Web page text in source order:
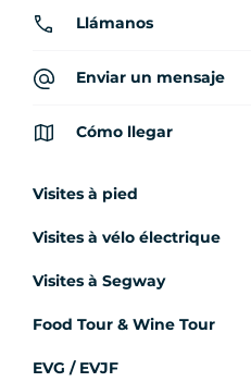
Llámanos
Enviar un mensaje
Cómo llegar
Visites à pied
Visites à vélo électrique
Visites à Segway
Food Tour & Wine Tour
EVG / EVJF